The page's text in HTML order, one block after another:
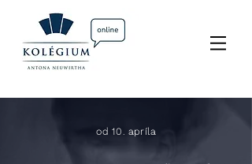
od 10. apríla